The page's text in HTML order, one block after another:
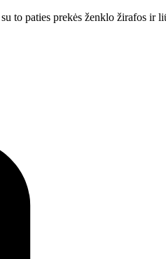
to paties prekės ženklo žirafos ir